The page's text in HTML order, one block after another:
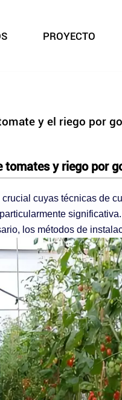
PROYECTO
y el riego por
tomates y riego por
cuyas técnicas de
los métodos de